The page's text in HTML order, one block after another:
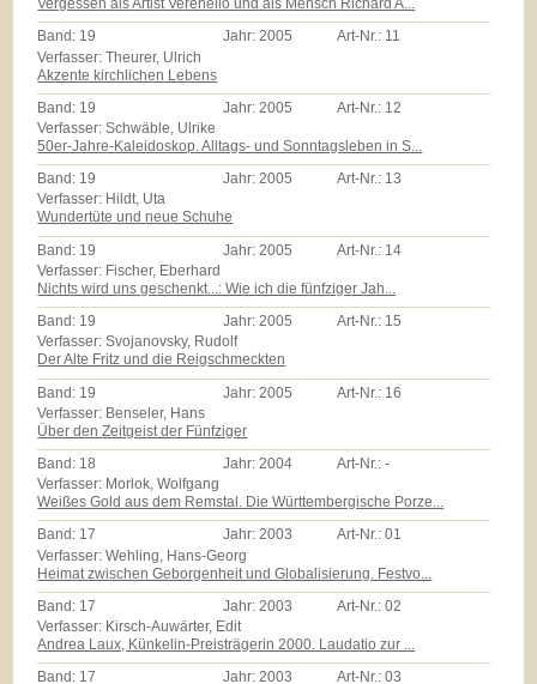
Vergessen als Artist Verenello und als Mensch Richard A...
Band: 19 Jahr:2005 Art-Nr.: 11
Verfasser: Theurer, Ulrich
Akzente kirchlichen Lebens
Band: 19 Jahr:2005 Art-Nr.: 12
Verfasser: Schwäble, Ulrike
50er-Jahre-Kaleidoskop. Alltags- und Sonntagsleben in S...
Band: 19 Jahr:2005 Art-Nr.: 13
Verfasser: Hildt, Uta
Wundertüte und neue Schuhe
Band: 19 Jahr: 2005 Art-Nr.: 14
Verfasser: Fischer, Eberhard
Nichts wird uns geschenkt...: Wie ich die fünfziger Jah...
Band: 19 Jahr:2005 Art-Nr.: 15
Verfasser: Svojanovsky, Rudolf
Der Alte Fritz und die Reigschmeckten
Band: 19 Jahr: 2005 Art-Nr.: 16
Verfasser: Benseler, Hans
Über den Zeitgeist der Fünfziger
Band: 18 Jahr:2004 Art-Nr.:-
Verfasser: Morlok, Wolfgang
Weißes Gold aus dem Remstal. Die Württembergische Porze...
Band: 17 Jahr:2003 Art-Nr.:01
Verfasser: Wehling, Hans-Georg
Heimat zwischen Geborgenheit und Globalisierung. Festvo...
Band: 17 Jahr:2003 Art-Nr.:02
Verfasser: Kirsch-Auwärter, Edit
Andrea Laux, Künkelin-Preisträgerin 2000. Laudatio zur ...
Band: 17 Jahr:2003 Art-Nr.:03